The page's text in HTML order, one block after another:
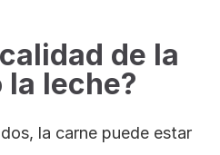
de la
la leche?
la carne puede estar